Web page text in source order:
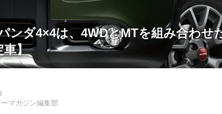
ンダ4×4は、4WDとMTを組み合わせ
車】
マガジン編集部